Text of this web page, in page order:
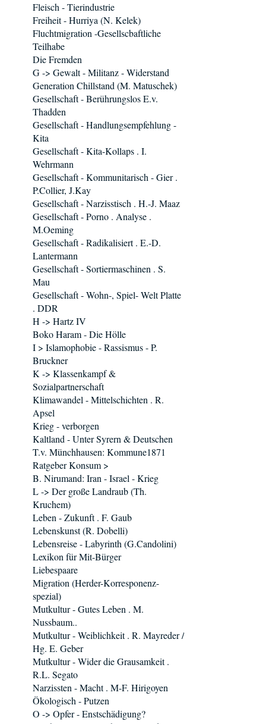
Fleisch - Tierindustrie
Freiheit - Hurriya (N. Kelek)
Fluchtmigration -Gesellscbaftliche
Teilhabe
Die Fremden
G -> Gewalt - Militanz - Widerstand
Generation Chillstand (M. Matuschek)
Gesellschaft - Berührungslos E.v.
Thadden
Gesellschaft - Handlungsempfehlung -
Kita
Gesellschaft - Kita-Kollaps . I.
Wehrmann
Gesellschaft - Kommunitarisch - Gier .
P.Collier, J.Kay
Gesellschaft - Narzisstisch . H.-J. Maaz
Gesellschaft - Porno . Analyse .
M.Oeming
Gesellschaft - Radikalisiert . E.-D.
Lantermann
Gesellschaft - Sortiermaschinen . S.
Mau
Gesellschaft - Wohn-, Spiel- Welt Platte
. DDR
H -> Hartz IV
Boko Haram - Die Hölle
I > Islamophobie - Rassismus - P.
Bruckner
K -> Klassenkampf &
Sozialpartnerschaft
Klimawandel - Mittelschichten . R.
Apsel
Krieg - verborgen
Kaltland - Unter Syrern & Deutschen
T.v. Münchhausen: Kommune1871
Ratgeber Konsum >
B. Nirumand: Iran - Israel - Krieg
L -> Der große Landraub (Th.
Kruchem)
Leben - Zukunft . F. Gaub
Lebenskunst (R. Dobelli)
Lebensreise - Labyrinth (G.Candolini)
Lexikon für Mit-Bürger
Liebespaare
Migration (Herder-Korresponenz-
spezial)
Mutkultur - Gutes Leben . M.
Nussbaum..
Mutkultur - Weiblichkeit . R. Mayreder /
Hg. E. Geber
Mutkultur - Wider die Grausamkeit .
R.L. Segato
Narzissten - Macht . M-F. Hirigoyen
Ökologisch - Putzen
O -> Opfer - Enstschädigung?